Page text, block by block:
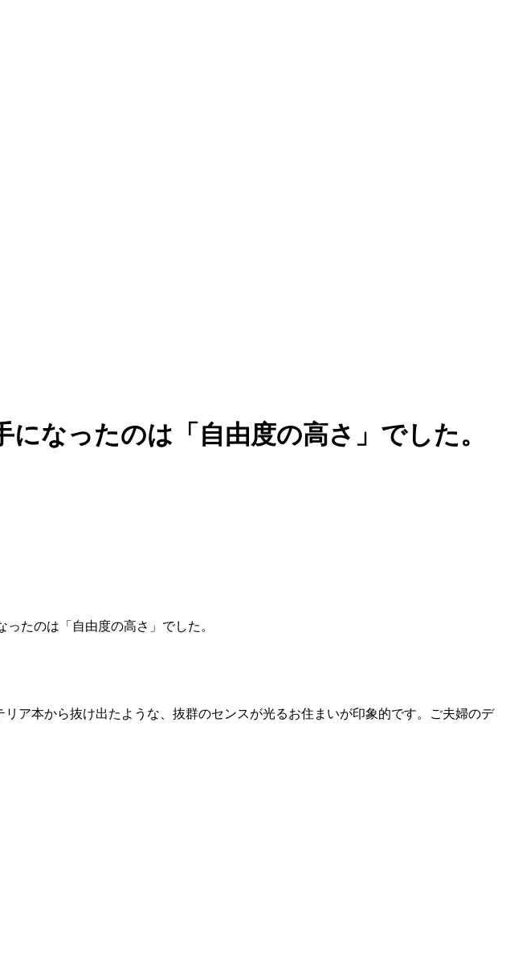
なったのは「自由度の高さ」でした。
たのは「自由度の高さ」でした。
ア本から抜け出たような、抜群のセンスが光るお住まいが印象的です。ご夫婦のデ